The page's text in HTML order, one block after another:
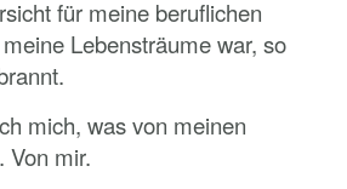
für meine beruflichen
Lebensträume war, so
mich, was von meinen
Von mir.